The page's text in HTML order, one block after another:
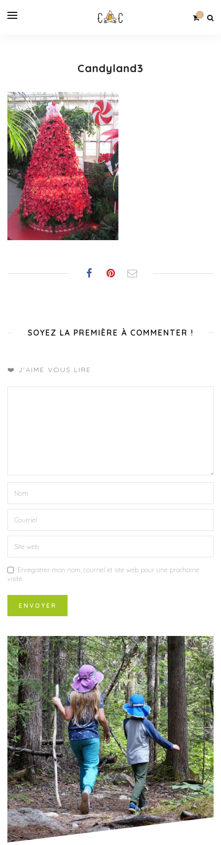
0
Candyland3
SOYEZ LA PREMIÈRE À COMMENTER !
❤️ J'AIME VOUS LIRE
Enregistrer mon nom, courriel et site web pour une prochaine
visite.